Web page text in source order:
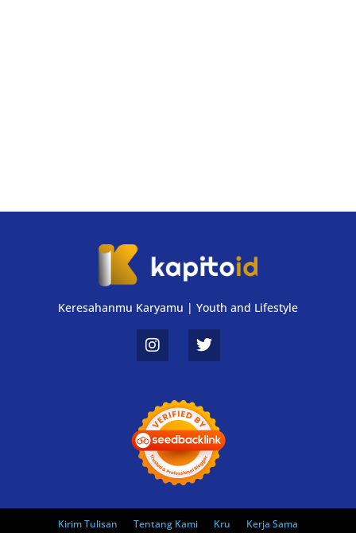
Keresahanmu Karyamu | Youth and Lifestyle
Kirim Tulisan Tentang Kami Kru Kerja Sama